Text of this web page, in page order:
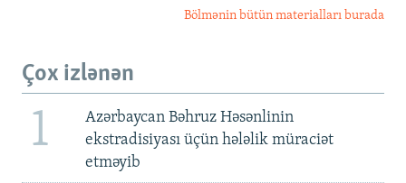
Bölmənin bütün materialları burada
Çox izlənən
1
Azərbaycan Bəhruz Həsənlinin
ekstradisiyası üçün hələlik müraciət
etməyib